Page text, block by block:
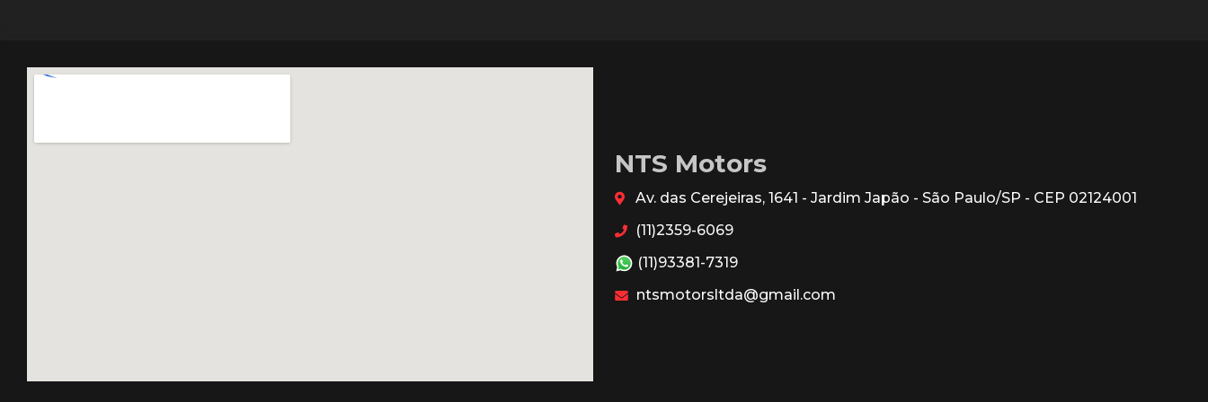
NTS Motors
Av. das Cerejeiras, 1641 - Jardim Japão - São Paulo/SP - CEP 02124001
(11)2359-6069
(11)93381-7319
ntsmotorsltda@gmail.com